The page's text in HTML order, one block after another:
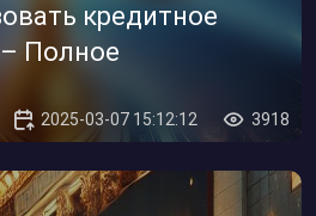
кредитное
Полное
2025-03-07 15:12:12 3918